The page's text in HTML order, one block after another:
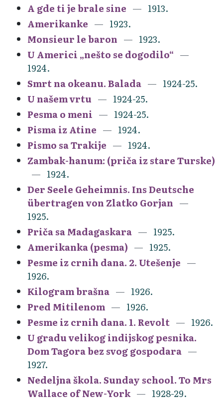
A gde ti je brale sine
1913.
Amerikanke
1923.
Monsieur le baron
1923.
U Americi „nešto se dogodilo“
1924.
Smrt na okeanu. Balada
1924-25.
U našem vrtu
1924-25.
Pesma o meni
1924-25.
Pisma iz Atine
1924.
Pismo sa Trakije
1924.
Zambak-hanum: (priča iz stare Turske)
1924.
Der Seele Geheimnis. Ins Deutsche
übertragen von Zlatko Gorjan
1925.
Priča sa Madagaskara
1925.
Amerikanka (pesma)
1925.
Pesme iz crnih dana. 2. Utešenje
1926.
Kilogram brašna
1926.
Pred Mitilenom
1926.
Pesme iz crnih dana. 1. Revolt
1926.
U gradu velikog indijskog pesnika.
Dom Tagora bez svog gospodara
1927.
Nedeljna škola. Sunday school. To Mrs
Wallace of New-York
1928-29.